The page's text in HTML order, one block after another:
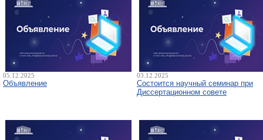
05.12.2025
Объявление
03.12.2025
Состоится научный семинар при
Диссертационном совете